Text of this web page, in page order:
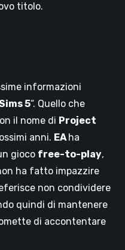
titolo.
informazioni
5“. Quello che
il nome di Project
anni. EA ha
gioco free-to-play,
ha fatto impazzire
non condividere
quindi di mantenere
di accontentare